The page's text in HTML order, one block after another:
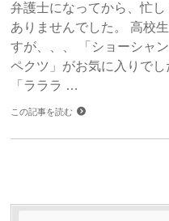
弁護士になってから、忙
ありませんでした。 高校
すが、、、 「ショーシャ
ペクツ」がお気に入りで
「ラララ …
この記事を読む